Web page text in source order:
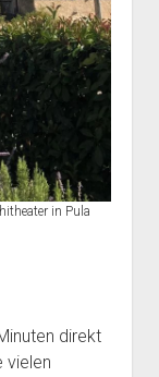
in Pula
direkt
vielen